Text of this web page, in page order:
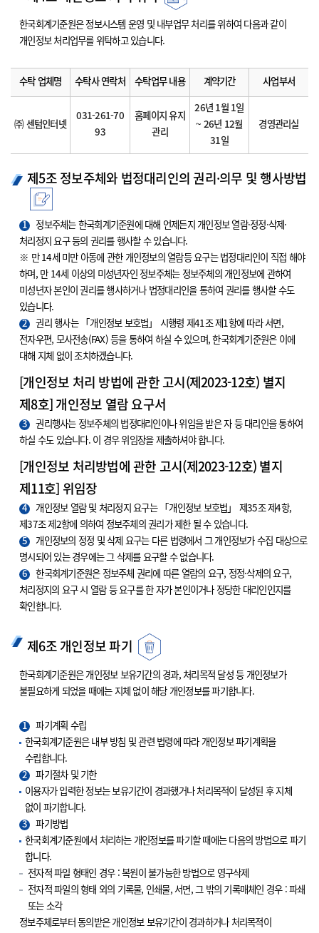
한국회계기준원은 정보시스템 운영 및 내부업무 처리를 위하여 다음과 같이
개인정보 처리업무를 위탁하고 있습니다.
수탁 업체명 수탁사 연락처 수탁업무 내용 계약기간 사업부서
㈜ 센텀인터넷
031-261-70
93
홈페이지 유지
관리
26년 1월 1일
~ 26년 12월
31일
경영관리실
제5조 정보주체와 법정대리인의 권리·의무 및 행사방법
1
정보주체는 한국회계기준원에 대해 언제든지 개인정보 열람·정정·삭제·
처리정지 요구 등의 권리를 행사할 수 있습니다.
※ 만 14세 미만 아동에 관한 개인정보의 열람등 요구는 법정대리인이 직접 해야
하며, 만 14세 이상의 미성년자인 정보주체는 정보주체의 개인정보에 관하여
미성년자 본인이 권리를 행사하거나 법정대리인을 통하여 권리를 행사할 수도
있습니다.
2
권리 행사는 「개인정보 보호법」 시행령 제41조 제1항에 따라 서면,
전자우편, 모사전송(FAX) 등을 통하여 하실 수 있으며, 한국회계기준원은 이에
대해 지체 없이 조치하겠습니다.
[개인정보 처리 방법에 관한 고시(제2023-12호) 별지
제8호] 개인정보 열람 요구서
3
권리행사는 정보주체의 법정대리인이나 위임을 받은 자 등 대리인을 통하여
하실 수도 있습니다. 이 경우 위임장을 제출하셔야 합니다.
[개인정보 처리방법에 관한 고시(제2023-12호) 별지
제11호] 위임장
4
개인정보 열람 및 처리정지 요구는 「개인정보 보호법」 제35조 제4항,
제37조 제2항에 의하여 정보주체의 권리가 제한 될 수 있습니다.
5
개인정보의 정정 및 삭제 요구는 다른 법령에서 그 개인정보가 수집 대상으로
명시되어 있는 경우에는 그 삭제를 요구할 수 없습니다.
6
한국회계기준원은 정보주체 권리에 따른 열람의 요구, 정정·삭제의 요구,
처리정지의 요구 시 열람 등 요구를 한 자가 본인이거나 정당한 대리인인지를
확인합니다.
제6조 개인정보 파기
한국회계기준원은 개인정보 보유기간의 경과, 처리목적 달성 등 개인정보가
불필요하게 되었을 때에는 지체 없이 해당 개인정보를 파기합니다.
1
파기계획 수립
한국회계기준원은 내부 방침 및 관련 법령에 따라 개인정보 파기계획을
수립합니다.
2
파기절차 및 기한
이용자가 입력한 정보는 보유기간이 경과했거나 처리목적이 달성된 후 지체
없이 파기합니다.
3
파기방법
한국회계기준원에서 처리하는 개인정보를 파기할 때에는 다음의 방법으로 파기
합니다.
전자적 파일 형태인 경우 : 복원이 불가능한 방법으로 영구삭제
전자적 파일의 형태 외의 기록물, 인쇄물, 서면, 그 밖의 기록매체인 경우 : 파쇄
또는 소각
정보주체로부터 동의받은 개인정보 보유기간이 경과하거나 처리목적이